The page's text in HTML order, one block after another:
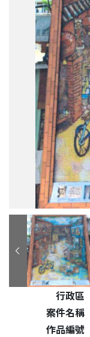
公共藝術作品詳細
行政區
案件名稱
作品編號